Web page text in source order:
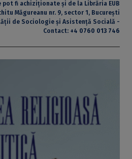
pot fi achiziționate și de la Librăria EUB
Măgureanu nr. 9, sector 1, București
de Sociologie și Asistență Socială -
Contact: +4 0760 013 746